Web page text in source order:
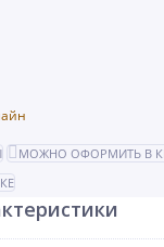
МОЖНО ОФОРМИТЬ В